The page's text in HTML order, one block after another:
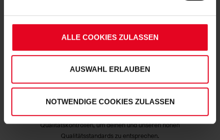
unbedingt erforderliche Cookies eingesetzt. Ihre etwaig
Weitere Informationen entnehmen Sie bitte
unsererDatenschutzerklärungund
Impressum."
ALLE COOKIES ZULASSEN
AUSWAHL ERLAUBEN
NOTWENDIGE COOKIES ZULASSEN
Unser Produktsortiment unterliegt regelmäßigen
Qualitätskontrollen, um deinen und unseren hohen
Qualitätsstandards zu entsprechen.